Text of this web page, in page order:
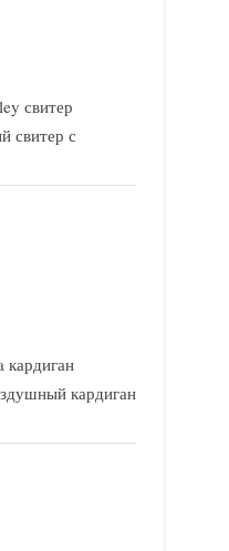
свитер
свитер с
кардиган
кардиган